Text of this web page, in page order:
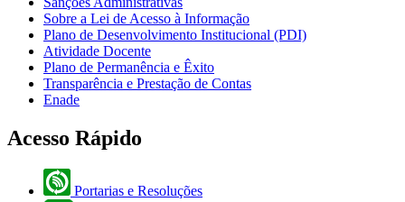
Sobre a Lei de Acesso à Informação
Plano de Desenvolvimento Institucional (PDI)
Atividade Docente
Plano de Permanência e Êxito
Transparência e Prestação de Contas
Enade
Acesso Rápido
Portarias e Resoluções